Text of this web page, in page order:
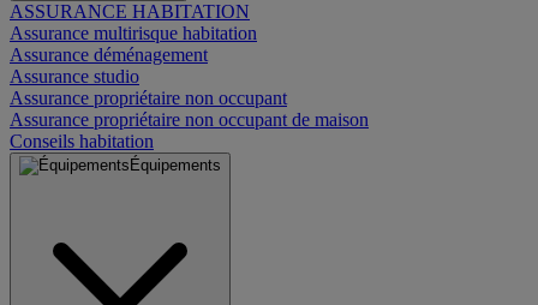
ASSURANCE HABITATION
Assurance multirisque habitation
Assurance déménagement
Assurance studio
Assurance propriétaire non occupant
Assurance propriétaire non occupant de maison
Conseils habitation
Équipements